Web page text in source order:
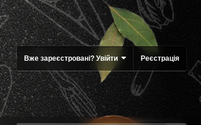
Вже зареєстровані? Увійти Реєстрація